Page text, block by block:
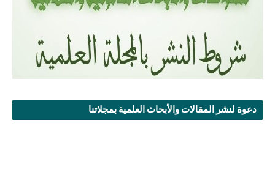
دعوة لنشر المقالات والأبحاث العلمية بمجلاتنا